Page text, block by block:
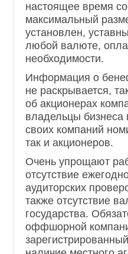
настоящее время
максимальный
установлен,
любой валюте,
необходимости.
Информация о
не раскрывается,
об акционерах
владельцы бизнеса
своих компаний
так и акционеров.
Очень упрощают
отсутствие
аудиторских
также отсутствие
государства.
оффшорной